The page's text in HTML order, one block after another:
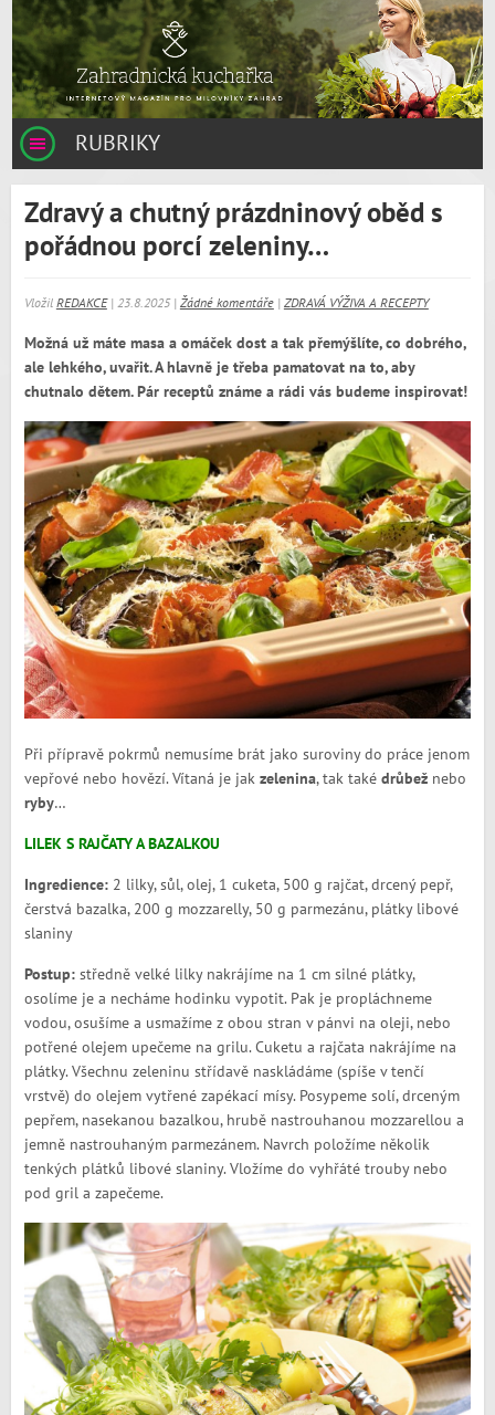
RUBRIKY
Zdravý a chutný prázdninový oběd s
pořádnou porcí zeleniny…
Vložil REDAKCE| 23.8.2025 | Žádné komentáře| ZDRAVÁ VÝŽIVA A RECEPTY
Možná už máte masa a omáček dost a tak přemýšlíte, co dobrého,
ale lehkého,uvařit. A hlavně je třeba pamatovat na to, aby
chutnalo dětem. Pár receptů známe a rádi vás budeme inspirovat!
Při přípravě pokrmů nemusíme brát jako suroviny do práce jenom
vepřové nebo hovězí. Vítaná je jak zelenina, tak také drůbežnebo
ryby…
LILEK S RAJČATY A BAZALKOU
Ingredience:2 lilky, sůl, olej, 1 cuketa, 500 g rajčat, drcený pepř,
čerstvá bazalka, 200 g mozzarelly, 50 g parmezánu, plátky libové
slaniny
Postup:středně velké lilky nakrájíme na 1 cm silné plátky,
osolíme je a necháme hodinku vypotit. Pak je propláchneme
vodou, osušíme a usmažíme z obou stran v pánvi na oleji, nebo
potřené olejem upečeme na grilu. Cuketu a rajčata nakrájíme na
plátky. Všechnu zeleninu střídavě naskládáme (spíše v tenčí
vrstvě) do olejem vytřené zapékací mísy. Posypeme solí, drceným
pepřem, nasekanou bazalkou, hrubě nastrouhanou mozzarellou a
jemně nastrouhaným parmezánem. Navrch položíme několik
tenkých plátků libové slaniny. Vložíme do vyhřáté trouby nebo
pod gril a zapečeme.